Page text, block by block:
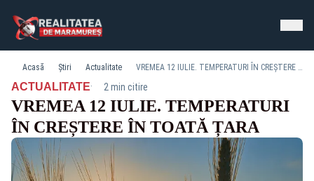
Acasă Știri Actualitate VREMEA 12 IULIE. TEMPERATURI ÎN CREȘTERE ÎN TOATĂ ȚARA
ACTUALITATE· 2 min citire
VREMEA 12 IULIE. TEMPERATURI
ÎN CREȘTERE ÎN TOATĂ ȚARA